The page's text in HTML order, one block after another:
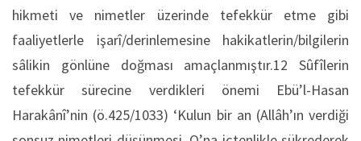
hikmeti ve nimetler üzerinde tefekkür etme gibi
faaliyetlerle işarî/derinlemesine hakikatlerin/bilgilerin
sâlikin gönlüne doğması amaçlanmıştır.12 Sûfîlerin
tefekkür sürecine verdikleri önemi Ebü’l-Hasan
Harakânî’nin (ö.425/1033) ‘Kulun bir an (Allâh’ın verdiği